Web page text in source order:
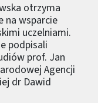
otrzyma
na wsparcie
uczelniami.
podpisali
prof. Jan
Agencji
dr Dawid